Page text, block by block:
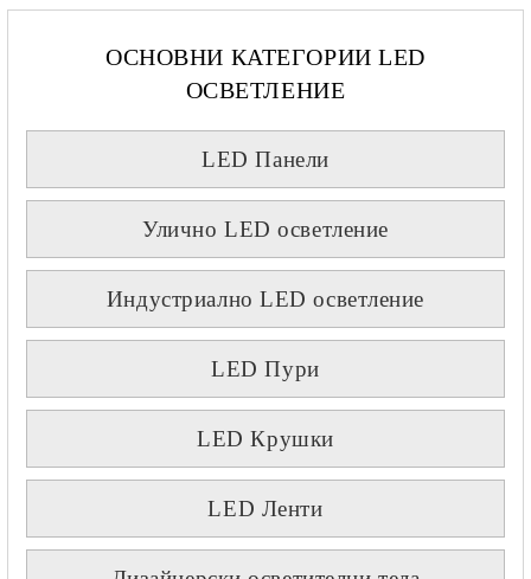
ОСНОВНИ КАТЕГОРИИ LED
ОСВЕТЛЕНИЕ
LED Панели
Улично LED осветление
Индустриално LED осветление
LED Пури
LED Крушки
LED Ленти